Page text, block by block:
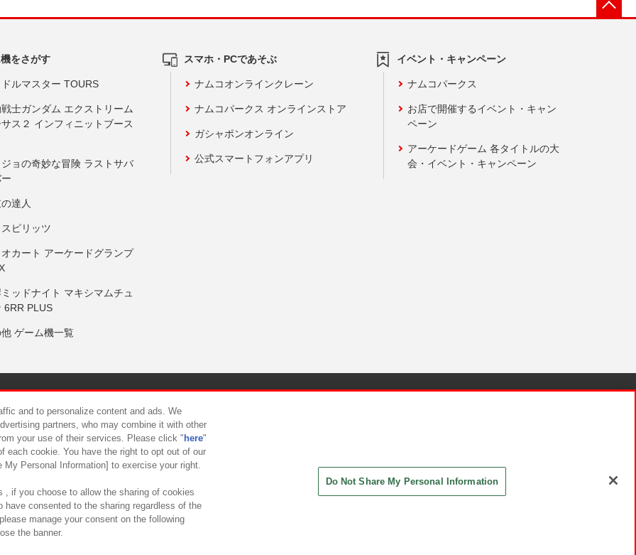
をさがす
ルマスター TOURS
士ガンダム エクストリーム
ス２ インフィニットブース
ョの奇妙な冒険 ラストサバ
達人
ピリッツ
カート アーケードグランプ
ッドナイト マキシマムチュ
6RR PLUS
ゲーム機一覧
スマホ・PCであそぶ
ナムコオンラインクレーン
ナムコパークス オンラインストア
ガシャポンオンライン
公式スマートフォンアプリ
イベント・キャンペーン
ナムコパークス
お店で開催するイベント・キャン
ペーン
アーケードゲーム 各タイトルの大
会・イベント・キャンペーン
について カスタマーハラスメント対応方針
and to personalize content and ads. We
partners, who may combine it with other
your use of their services. Please click " here"
each cookie. You have the right to opt out of our
Personal Information] to exercise your right.
, if you choose to allow the sharing of cookies
have consented to the sharing regardless of the
manage your consent on the following
the banner.
Do Not Share My Personal Information